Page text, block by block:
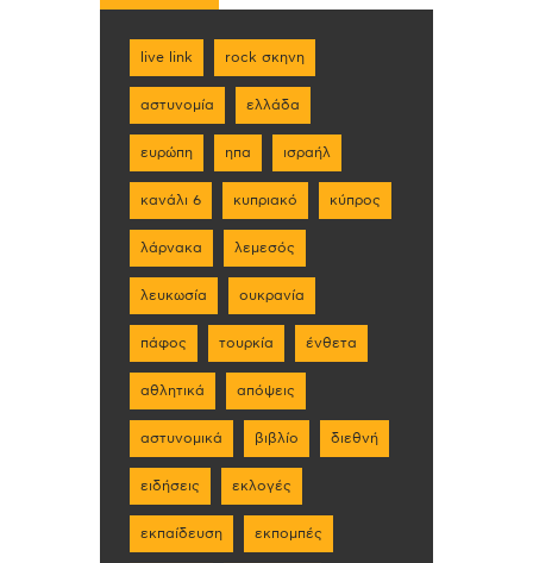
live link rock σκηνη
αστυνομία ελλάδα
ευρώπη ηπα ισραήλ
κανάλι 6 κυπριακό κύπρος
λάρνακα λεμεσός
λευκωσία ουκρανία
πάφος τουρκία ένθετα
αθλητικά απόψεις
αστυνομικά βιβλίο διεθνή
ειδήσεις εκλογές
εκπαίδευση εκπομπές